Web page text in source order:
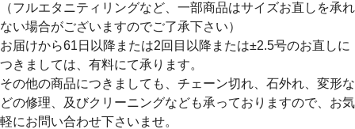
（フルエタニティリングなど、一部商品はサイズお直しを承れ
ない場合がございますのでご了承下さい）
お届けから61日以降または2回目以降または±2.5号のお直しに
つきましては、有料にて承ります。
その他の商品につきましても、チェーン切れ、石外れ、変形な
どの修理、及びクリーニングなども承っておりますので、お気
軽にお問い合わせ下さいませ。